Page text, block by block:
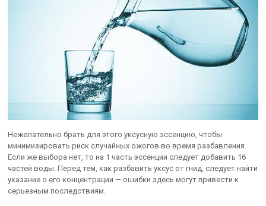
Нежелательно брать для этого уксусную эссенцию, чтобы
минимизировать риск случайных ожогов во время разбавления.
Если же выбора нет, то на 1 часть эссенции следует добавить 16
частей воды. Перед тем, как разбавить уксус от гнид, следует найти
указание о его концентрации — ошибки здесь могут привести к
серьезным последствиям.